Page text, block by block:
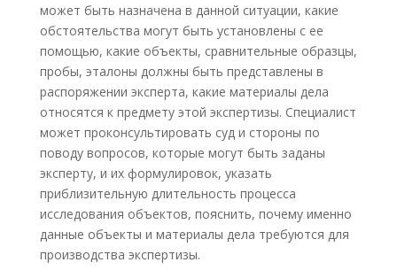
может быть назначена в данной ситуации, какие
обстоятельства могут быть установлены с ее
помощью, какие объекты, сравнительные образцы,
пробы, эталоны должны быть представлены в
распоряжении эксперта, какие материалы дела
относятся к предмету этой экспертизы. Специалист
может проконсультировать суд и стороны по
поводу вопросов, которые могут быть заданы
эксперту, и их формулировок, указать
приблизительную длительность процесса
исследования объектов, пояснить, почему именно
данные объекты и материалы дела требуются для
производства экспертизы.